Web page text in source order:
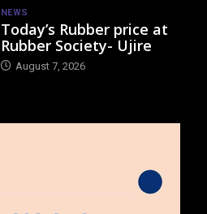
NEWS
Today’s Rubber price at
Rubber Society- Ujire
August 7, 2026